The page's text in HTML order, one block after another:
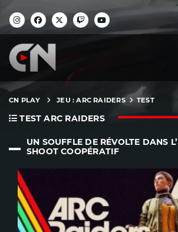
CN PLAY JEU : ARC RAIDERS TEST
TEST ARC RAIDERS
UN SOUFFLE DE RÉVOLTE DANS
SHOOT COOPÉRATIF